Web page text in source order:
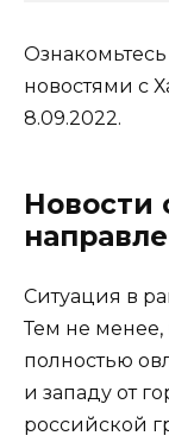
новостями с
8.09.2022.
Новости
Ситуация в
Тем не менее,
полностью
и западу от
российской